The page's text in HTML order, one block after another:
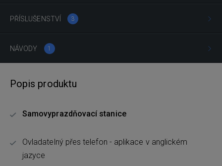
PŘÍSLUŠENSTVÍ 3
NÁVODY 1
Popis produktu
Samovyprazdňovací stanice
Ovladatelný přes telefon - aplikace v anglickém
jazyce